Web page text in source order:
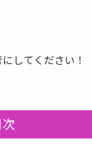
してください！